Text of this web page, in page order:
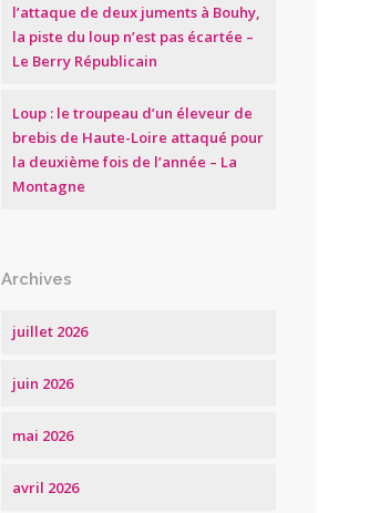
l’attaque de deux juments à Bouhy,
la piste du loup n’est pas écartée –
Le Berry Républicain
Loup : le troupeau d’un éleveur de
brebis de Haute-Loire attaqué pour
la deuxième fois de l’année – La
Montagne
Archives
juillet 2026
juin 2026
mai 2026
avril 2026